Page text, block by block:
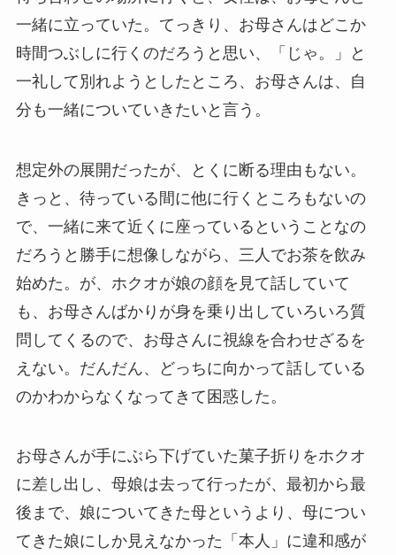
一緒に立っていた。てっきり、お母さんはどこか
時間つぶしに行くのだろうと思い、「じゃ。」と
一礼して別れようとしたところ、お母さんは、自
分も一緒についていきたいと言う。
想定外の展開だったが、とくに断る理由もない。
きっと、待っている間に他に行くところもないの
で、一緒に来て近くに座っているということなの
だろうと勝手に想像しながら、三人でお茶を飲み
始めた。が、ホクオが娘の顔を見て話していて
も、お母さんばかりが身を乗り出していろいろ質
問してくるので、お母さんに視線を合わせざるを
えない。だんだん、どっちに向かって話している
のかわからなくなってきて困惑した。
お母さんが手にぶら下げていた菓子折りをホクオ
に差し出し、母娘は去って行ったが、最初から最
後まで、娘についてきた母というより、母につい
てきた娘にしか見えなかった「本人」に違和感が